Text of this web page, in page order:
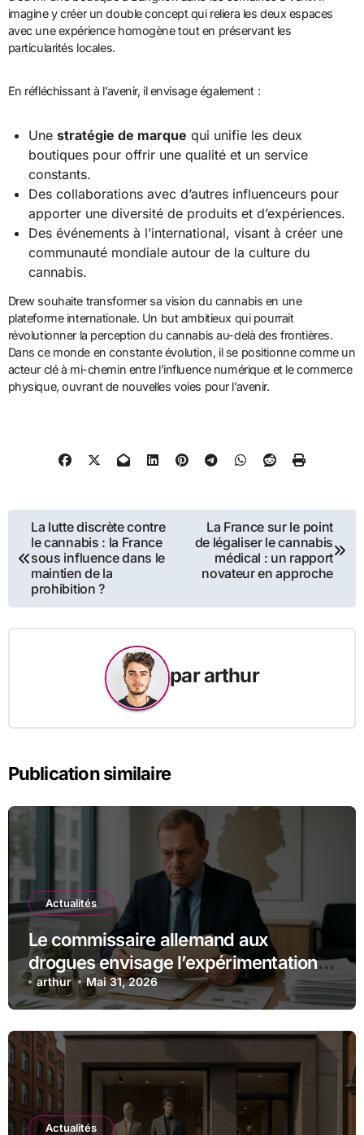
imagine y créer un double concept qui reliera les deux espaces
avec une expérience homogène tout en préservant les
particularités locales.
En réfléchissant à l’avenir, il envisage également :
Unestratégie de marque qui unifie les deux
boutiques pour offrir une qualité et un service
constants.
Des collaborations avec d’autres influenceurs pour
apporter une diversité de produits et d’expériences.
Des événements à l’international, visant à créer une
communauté mondiale autour de la culture du
cannabis.
Drew souhaite transformer sa vision du cannabis en une
plateforme internationale. Un but ambitieux qui pourrait
révolutionner la perception du cannabis au-delà des frontières.
Dans ce monde en constante évolution, il se positionne comme un
acteur clé à mi-chemin entre l’influence numérique et le commerce
physique, ouvrant de nouvelles voies pour l’avenir.
Navigation
de
l’article
La lutte discrète contre
le cannabis : la France
sous influence dans le
maintien de la
prohibition ?
La France sur le point
de légaliser le cannabis
médical : un rapport
novateur en approche
pararthur
Publication similaire
Actualités
Le commissaire allemand aux
drogues envisage l’expérimentation
des magasins pilotes de cannabis
arthur Mai 31, 2026
Actualités